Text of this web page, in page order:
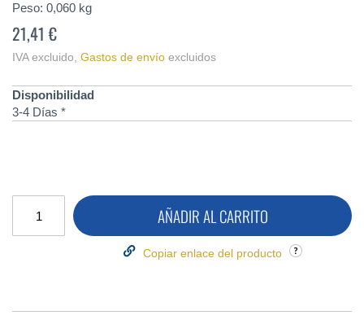
Peso: 0,060 kg
21,41 €
IVA excluido, Gastos de envío excluidos
Disponibilidad
3-4 Días *
AÑADIR AL CARRITO
Copiar enlace del producto